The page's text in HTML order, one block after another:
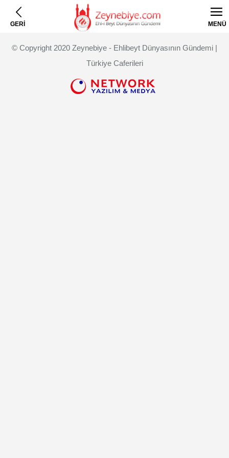
GERİ MENÜ
© Copyright 2020 Zeynebiye - Ehlibeyt Dünyasının Gündemi |
Türkiye Caferileri